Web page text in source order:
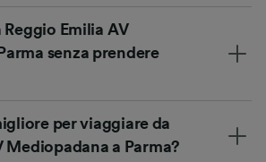
Emilia AV
senza prendere
per viaggiare da
Mediopadana a Parma?